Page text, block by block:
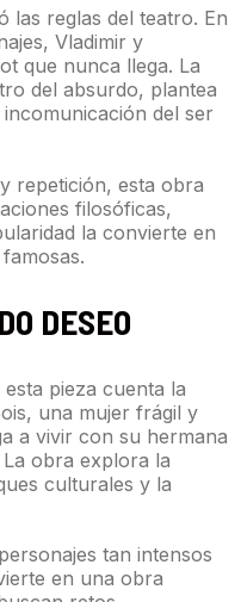
las reglas del teatro. En
Vladimir y
que nunca llega. La
del absurdo, plantea
del ser
repetición, esta obra
filosóficas,
la convierte en
DESEO
pieza cuenta la
una mujer frágil y
a vivir con su hermana
obra explora la
culturales y la
tan intensos
en una obra